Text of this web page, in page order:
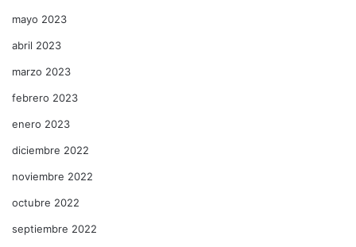
mayo 2023
abril 2023
marzo 2023
febrero 2023
enero 2023
diciembre 2022
noviembre 2022
octubre 2022
septiembre 2022